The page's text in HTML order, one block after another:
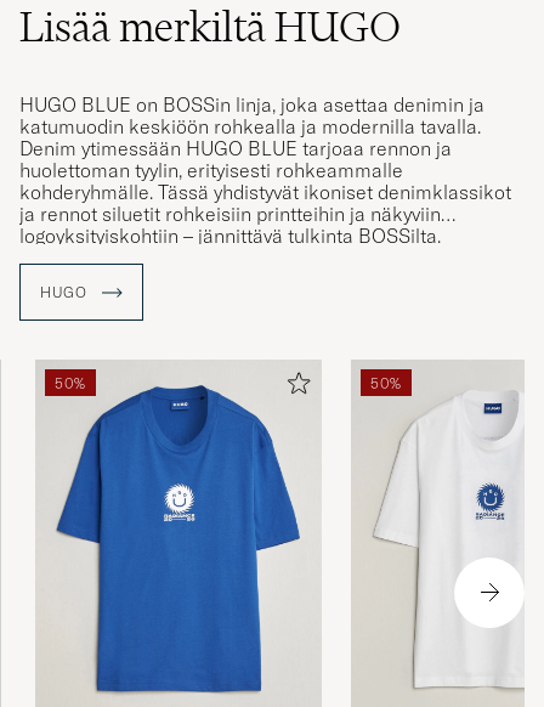
Lisää merkiltä HUGO
HUGO BLUE on BOSSin linja, joka asettaa denimin ja
katumuodin keskiöön rohkealla ja modernilla tavalla.
Denim ytimessään HUGO BLUE tarjoaa rennon ja
huolettoman tyylin, erityisesti rohkeammalle
kohderyhmälle. Tässä yhdistyvät ikoniset denimklassikot
ja rennot siluetit rohkeisiin printteihin ja näkyviin
logoyksityiskohtiin – jännittävä tulkinta BOSSilta.
HUGO
50% 50%